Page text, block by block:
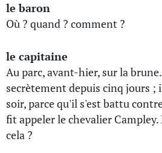
le baron
Où ? quand ? comment ?
le capitaine
Au parc, avant-hier, sur la
secrètement depuis cinq jours ;
soir, parce qu'il s'est battu
fit appeler le chevalier Campley.
cela ?